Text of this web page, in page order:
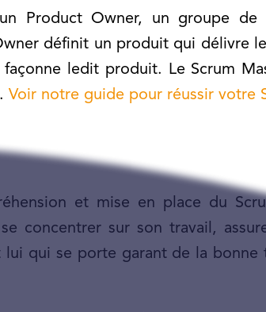
Product Owner, un groupe de
définit un produit qui délivre
ledit produit. Le Scrum
Voir notre guide pour réussir votre
et mise en place du
concentrer sur son travail,
lui qui se porte garant de la bonne